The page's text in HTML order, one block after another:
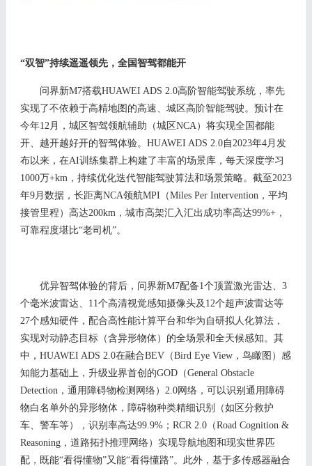
“双智”持续遥遥领先，全国智驾都能开
问界新M7搭载HUAWEI ADS 2.0高阶智能驾驶系统， 率先
实现了不依赖于高精地图的高速、城区高阶智能驾驶 。 预计在
今年12月 ，城区智驾领航辅助（城区NCA ） 将实现全国都能
开、越开越好开的智驾体验。 HUAWEI ADS 2.0自 2023年4月发
布以来，在AI训练集群上构建了丰富的场景库，每天深度学习
1 000万+km，持续优化迭代智能驾驶算法和场景策略。 截至 2023
年9月 数据，长距离NCA领航MPI （Miles Per Intervention ， 平均
接管里程 ） 高达200km， 城市高架汇入汇出成功率高达99%+，
可靠程度堪比“老司机”。
优异智驾体验的背后，问界新M7配备1 个顶置激光雷达、 3
个毫米波雷达、 11 个高清视觉感知摄像头及 12个超声波雷达等
27个感知硬件， 配合高性能计算平台和华为自研拟人化算法，
实现对动静态目标（含异形物体）的全场景和全天候感知 。其
中， HUAWEI ADS 2.0在融合BEV（Bird Eye View，鸟瞰图）感
知能力基础上，升级业界首创的GOD（General Obstacle
Detection ，通用障碍物检测网络） 2.0网络，可以识别通用障碍
物白名单外的异形物体，障碍物种类精细识别（如区分救护
车、警车等），识别率高达99.9%； RCR 2.0（Road Cognition &
Reasoning，道路拓扑推理网络）实现导航地图和现实世界匹
配，既能“看得懂物”又能“看得懂路”。此外，基于多传感器融合